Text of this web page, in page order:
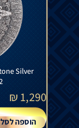
1,290
₪
הוספה לסל